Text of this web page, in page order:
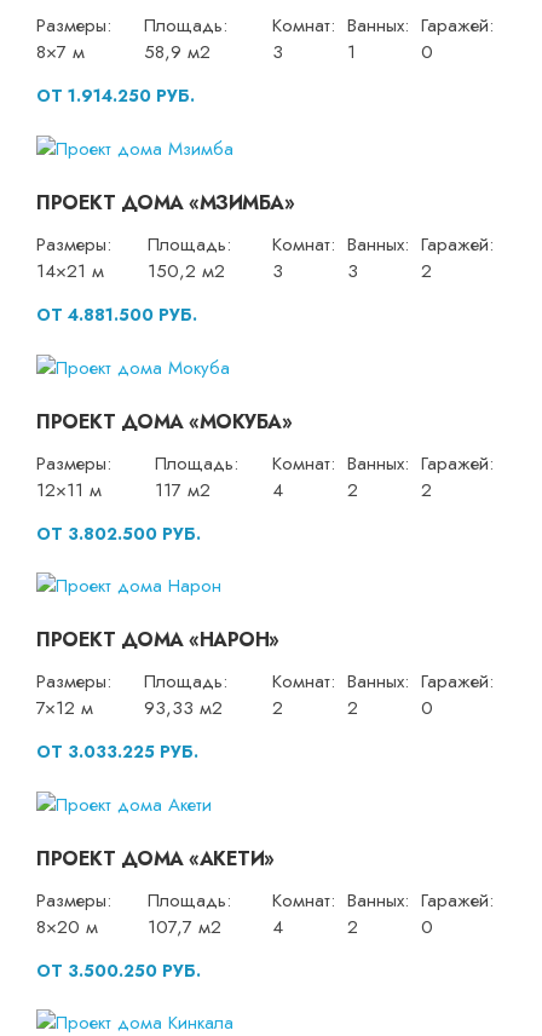
Размеры:
8×7 м
Площадь:
58,9 м2
Комнат:
3
Ванных:
1
Гаражей:
0
ОТ 1.914.250 РУБ.
ПРОЕКТ ДОМА «МЗИМБА»
Размеры:
14×21 м
Площадь:
150,2 м2
Комнат:
3
Ванных:
3
Гаражей:
2
ОТ 4.881.500 РУБ.
ПРОЕКТ ДОМА «МОКУБА»
Размеры:
12×11 м
Площадь:
117 м2
Комнат:
4
Ванных:
2
Гаражей:
2
ОТ 3.802.500 РУБ.
ПРОЕКТ ДОМА «НАРОН»
Размеры:
7×12 м
Площадь:
93,33 м2
Комнат:
2
Ванных:
2
Гаражей:
0
ОТ 3.033.225 РУБ.
ПРОЕКТ ДОМА «АКЕТИ»
Размеры:
8×20 м
Площадь:
107,7 м2
Комнат:
4
Ванных:
2
Гаражей:
0
ОТ 3.500.250 РУБ.